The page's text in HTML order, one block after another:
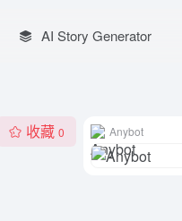
AI Story Generator
收藏 0 Anybot